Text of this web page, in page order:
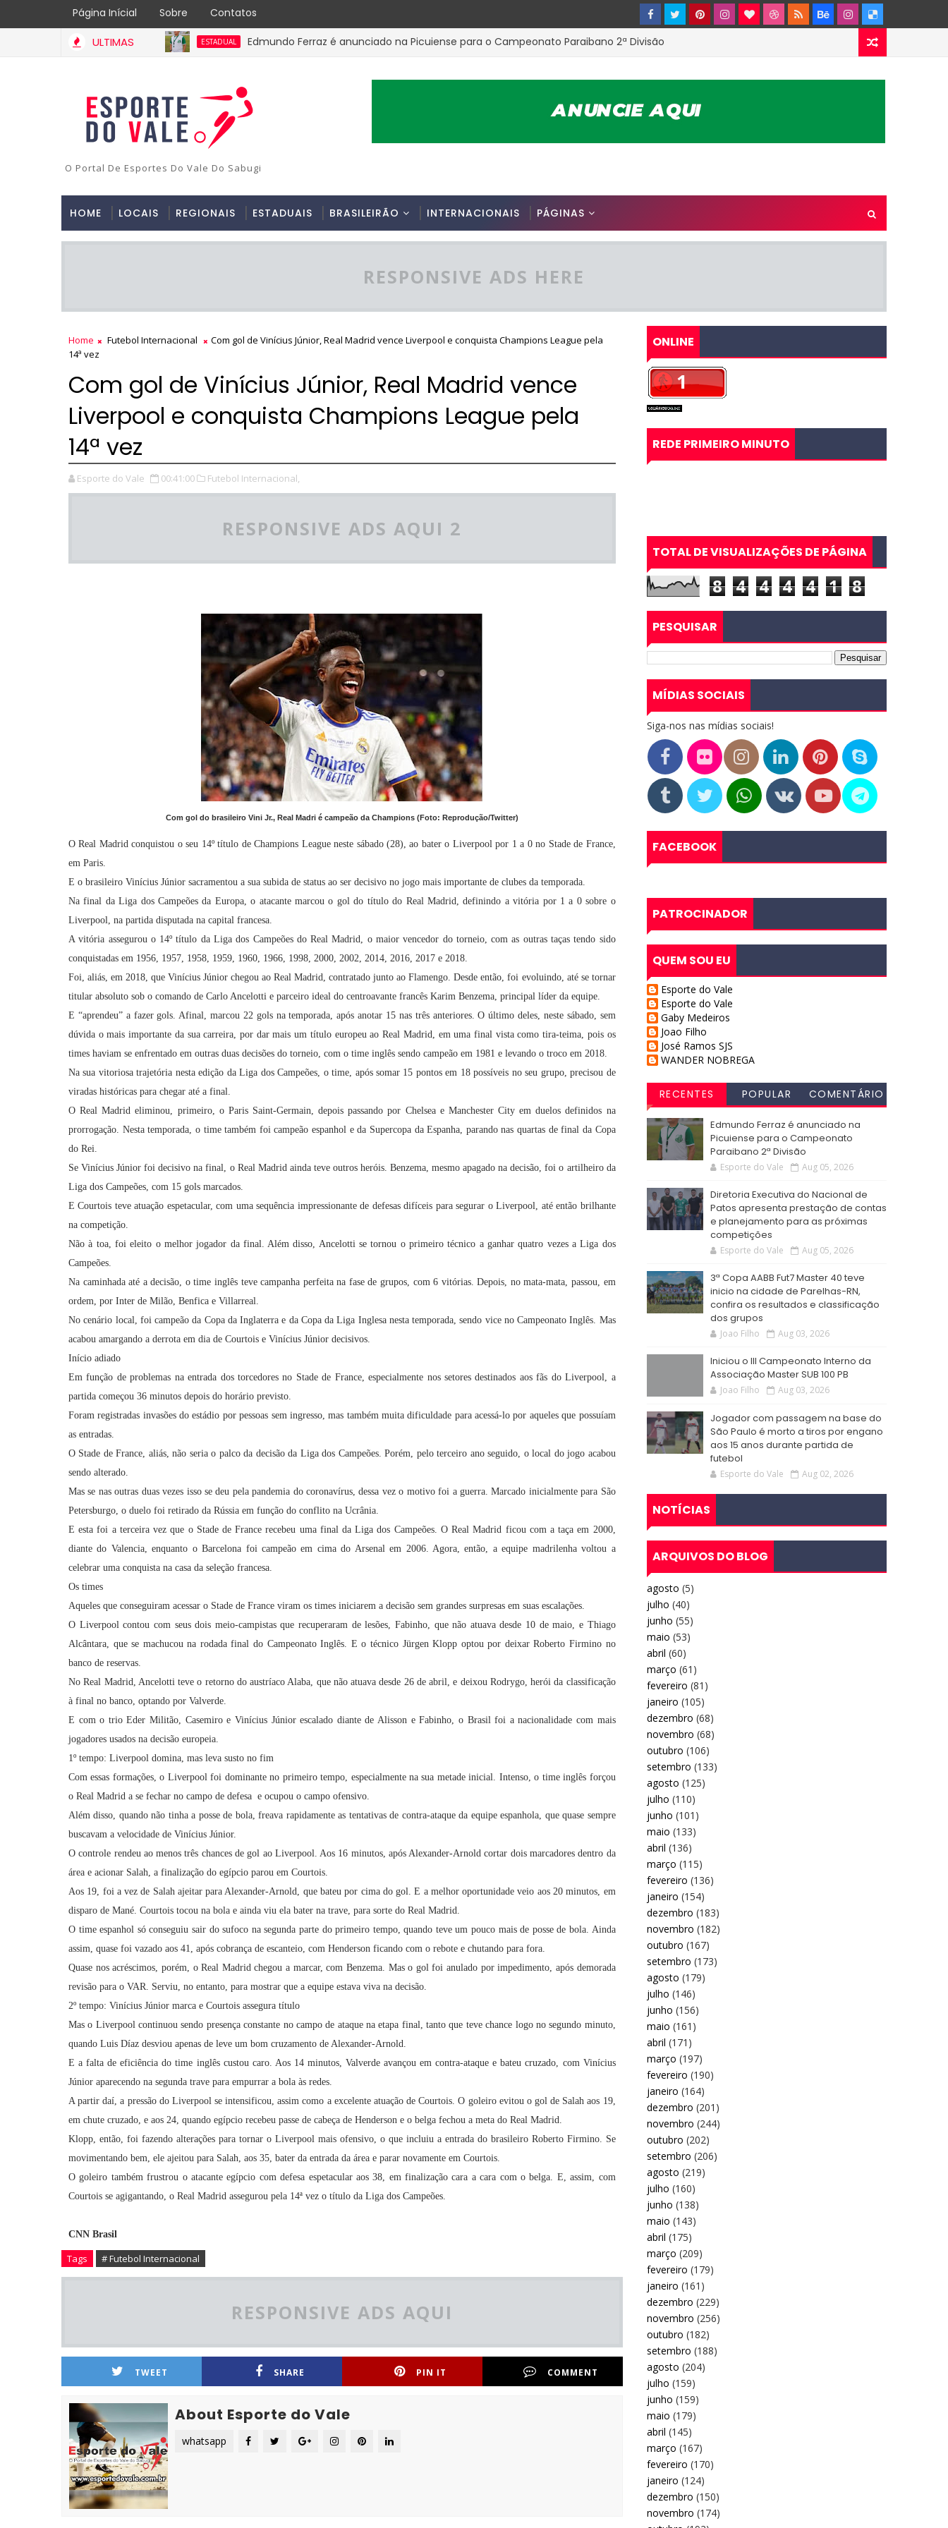
Página Inícial Sobre Contatos
ULTIMAS ESTADUAL Edmundo Ferraz é anunciado na Picuiense para o Campeonato Paraibano 2ª Divisão
REGIONAL
ESTADUAL
LUTO
O Portal De Esportes Do Vale Do Sabugi
HOME LOCAIS REGIONAIS ESTADUAIS BRASILEIRÃO INTERNACIONAIS PÁGINAS
RESPONSIVE ADS HERE
Home Futebol Internacional
Com gol de Vinícius Júnior, Real Madrid vence Liverpool e conquista Champions League pela
14ª vez
Com gol de Vinícius Júnior, Real Madrid vence
Liverpool e conquista Champions League pela
14ª vez
Esporte do Vale 00:41:00 Futebol Internacional,
RESPONSIVE ADS AQUI 2
Com gol do brasileiro Vini Jr., Real Madri é campeão da Champions (Foto: Reprodução/Twitter)
O Real Madrid conquistou o seu 14º título de Champions League neste sábado (28), ao bater o Liverpool por 1 a 0 no Stade de France,
em Paris.
E o brasileiro Vinícius Júnior sacramentou a sua subida de status ao ser decisivo no jogo mais importante de clubes da temporada.
Na final da Liga dos Campeões da Europa, o atacante marcou o gol do título do Real Madrid, definindo a vitória por 1 a 0 sobre o
Liverpool, na partida disputada na capital francesa.
A vitória assegurou o 14º título da Liga dos Campeões do Real Madrid, o maior vencedor do torneio, com as outras taças tendo sido
conquistadas em 1956, 1957, 1958, 1959, 1960, 1966, 1998, 2000, 2002, 2014, 2016, 2017 e 2018.
Foi, aliás, em 2018, que Vinícius Júnior chegou ao Real Madrid, contratado junto ao Flamengo. Desde então, foi evoluindo, até se tornar
titular absoluto sob o comando de Carlo Ancelotti e parceiro ideal do centroavante francês Karim Benzema, principal líder da equipe.
E “aprendeu” a fazer gols. Afinal, marcou 22 gols na temporada, após anotar 15 nas três anteriores. O último deles, neste sábado, sem
dúvida o mais importante da sua carreira, por dar mais um título europeu ao Real Madrid, em uma final vista como tira-teima, pois os
times haviam se enfrentado em outras duas decisões do torneio, com o time inglês sendo campeão em 1981 e levando o troco em 2018.
Na sua vitoriosa trajetória nesta edição da Liga dos Campeões, o time, após somar 15 pontos em 18 possíveis no seu grupo, precisou de
viradas históricas para chegar até a final.
O Real Madrid eliminou, primeiro, o Paris Saint-Germain, depois passando por Chelsea e Manchester City em duelos definidos na
prorrogação. Nesta temporada, o time também foi campeão espanhol e da Supercopa da Espanha, parando nas quartas de final da Copa
do Rei.
Se Vinícius Júnior foi decisivo na final, o Real Madrid ainda teve outros heróis. Benzema, mesmo apagado na decisão, foi o artilheiro da
Liga dos Campeões, com 15 gols marcados.
E Courtois teve atuação espetacular, com uma sequência impressionante de defesas difíceis para segurar o Liverpool, até então brilhante
na competição.
Não à toa, foi eleito o melhor jogador da final. Além disso, Ancelotti se tornou o primeiro técnico a ganhar quatro vezes a Liga dos
Campeões.
Na caminhada até a decisão, o time inglês teve campanha perfeita na fase de grupos, com 6 vitórias. Depois, no mata-mata, passou, em
ordem, por Inter de Milão, Benfica e Villarreal.
No cenário local, foi campeão da Copa da Inglaterra e da Copa da Liga Inglesa nesta temporada, sendo vice no Campeonato Inglês. Mas
acabou amargando a derrota em dia de Courtois e Vinícius Júnior decisivos.
Início adiado
Em função de problemas na entrada dos torcedores no Stade de France, especialmente nos setores destinados aos fãs do Liverpool, a
partida começou 36 minutos depois do horário previsto.
Foram registradas invasões do estádio por pessoas sem ingresso, mas também muita dificuldade para acessá-lo por aqueles que possuíam
as entradas.
O Stade de France, aliás, não seria o palco da decisão da Liga dos Campeões. Porém, pelo terceiro ano seguido, o local do jogo acabou
sendo alterado.
Mas se nas outras duas vezes isso se deu pela pandemia do coronavírus, dessa vez o motivo foi a guerra. Marcado inicialmente para São
Petersburgo, o duelo foi retirado da Rússia em função do conflito na Ucrânia.
E esta foi a terceira vez que o Stade de France recebeu uma final da Liga dos Campeões. O Real Madrid ficou com a taça em 2000,
diante do Valencia, enquanto o Barcelona foi campeão em cima do Arsenal em 2006. Agora, então, a equipe madrilenha voltou a
celebrar uma conquista na casa da seleção francesa.
Os times
Aqueles que conseguiram acessar o Stade de France viram os times iniciarem a decisão sem grandes surpresas em suas escalações.
O Liverpool contou com seus dois meio-campistas que recuperaram de lesões, Fabinho, que não atuava desde 10 de maio, e Thiago
Alcântara, que se machucou na rodada final do Campeonato Inglês. E o técnico Jürgen Klopp optou por deixar Roberto Firmino no
banco de reservas.
No Real Madrid, Ancelotti teve o retorno do austríaco Alaba, que não atuava desde 26 de abril, e deixou Rodrygo, herói da classificação
à final no banco, optando por Valverde.
E com o trio Eder Militão, Casemiro e Vinícius Júnior escalado diante de Alisson e Fabinho, o Brasil foi a nacionalidade com mais
jogadores usados na decisão europeia.
1º tempo: Liverpool domina, mas leva susto no fim
Com essas formações, o Liverpool foi dominante no primeiro tempo, especialmente na sua metade inicial. Intenso, o time inglês forçou
o Real Madrid a se fechar no campo de defesa e ocupou o campo ofensivo.
Além disso, quando não tinha a posse de bola, freava rapidamente as tentativas de contra-ataque da equipe espanhola, que quase sempre
buscavam a velocidade de Vinícius Júnior.
O controle rendeu ao menos três chances de gol ao Liverpool. Aos 16 minutos, após Alexander-Arnold cortar dois marcadores dentro da
área e acionar Salah, a finalização do egípcio parou em Courtois.
Aos 19, foi a vez de Salah ajeitar para Alexander-Arnold, que bateu por cima do gol. E a melhor oportunidade veio aos 20 minutos, em
disparo de Mané. Courtois tocou na bola e ainda viu ela bater na trave, para sorte do Real Madrid.
O time espanhol só conseguiu sair do sufoco na segunda parte do primeiro tempo, quando teve um pouco mais de posse de bola. Ainda
assim, quase foi vazado aos 41, após cobrança de escanteio, com Henderson ficando com o rebote e chutando para fora.
Quase nos acréscimos, porém, o Real Madrid chegou a marcar, com Benzema. Mas o gol foi anulado por impedimento, após demorada
revisão para o VAR. Serviu, no entanto, para mostrar que a equipe estava viva na decisão.
2º tempo: Vinícius Júnior marca e Courtois assegura título
Mas o Liverpool continuou sendo presença constante no campo de ataque na etapa final, tanto que teve chance logo no segundo minuto,
quando Luis Díaz desviou apenas de leve um bom cruzamento de Alexander-Arnold.
E a falta de eficiência do time inglês custou caro. Aos 14 minutos, Valverde avançou em contra-ataque e bateu cruzado, com Vinícius
Júnior aparecendo na segunda trave para empurrar a bola às redes.
A partir daí, a pressão do Liverpool se intensificou, assim como a excelente atuação de Courtois. O goleiro evitou o gol de Salah aos 19,
em chute cruzado, e aos 24, quando egípcio recebeu passe de cabeça de Henderson e o belga fechou a meta do Real Madrid.
Klopp, então, foi fazendo alterações para tornar o Liverpool mais ofensivo, o que incluiu a entrada do brasileiro Roberto Firmino. Se
movimentando bem, ele ajeitou para Salah, aos 35, bater da entrada da área e parar novamente em Courtois.
O goleiro também frustrou o atacante egípcio com defesa espetacular aos 38, em finalização cara a cara com o belga. E, assim, com
Courtois se agigantando, o Real Madrid assegurou pela 14ª vez o título da Liga dos Campeões.
CNN Brasil
Tags # Futebol Internacional
RESPONSIVE ADS AQUI
TWEET SHARE PIN IT COMMENT
About Esporte do Vale
whatsapp
ONLINE
REDE PRIMEIRO MINUTO
TOTAL DE VISUALIZAÇÕES DE PÁGINA
8 4 4 4 4 1 8
PESQUISAR
MÍDIAS SOCIAIS
Siga-nos nas mídias sociais!
FACEBOOK
PATROCINADOR
QUEM SOU EU
Esporte do Vale
Esporte do Vale
Gaby Medeiros
Joao Filho
José Ramos SJS
WANDER NOBREGA
RECENTES POPULAR
COMENTÁRIO
Edmundo Ferraz é anunciado na
Picuiense para o Campeonato
Paraibano 2ª Divisão
Esporte do Vale Aug 05, 2026
Diretoria Executiva do Nacional de
Patos apresenta prestação de contas
e planejamento para as próximas
competições
Esporte do Vale Aug 05, 2026
3ª Copa AABB Fut7 Master 40 teve
inicio na cidade de Parelhas-RN,
confira os resultados e classificação
dos grupos
Joao Filho Aug 03, 2026
Iniciou o III Campeonato Interno da
Associação Master SUB 100 PB
Joao Filho Aug 03, 2026
Jogador com passagem na base do
São Paulo é morto a tiros por engano
aos 15 anos durante partida de
futebol
Esporte do Vale Aug 02, 2026
NOTÍCIAS
ARQUIVOS DO BLOG
agosto (5)
julho (40)
junho (55)
maio (53)
abril (60)
março (61)
fevereiro (81)
janeiro (105)
dezembro (68)
novembro (68)
outubro (106)
setembro (133)
agosto (125)
julho (110)
junho (101)
maio (133)
abril (136)
março (115)
fevereiro (136)
janeiro (154)
dezembro (183)
novembro (182)
outubro (167)
setembro (173)
agosto (179)
julho (146)
junho (156)
maio (161)
abril (171)
março (197)
fevereiro (190)
janeiro (164)
dezembro (201)
novembro (244)
outubro (202)
setembro (206)
agosto (219)
julho (160)
junho (138)
maio (143)
abril (175)
março (209)
fevereiro (179)
janeiro (161)
dezembro (229)
novembro (256)
outubro (182)
setembro (188)
agosto (204)
julho (159)
junho (159)
maio (179)
abril (145)
março (167)
fevereiro (170)
janeiro (124)
dezembro (150)
novembro (174)